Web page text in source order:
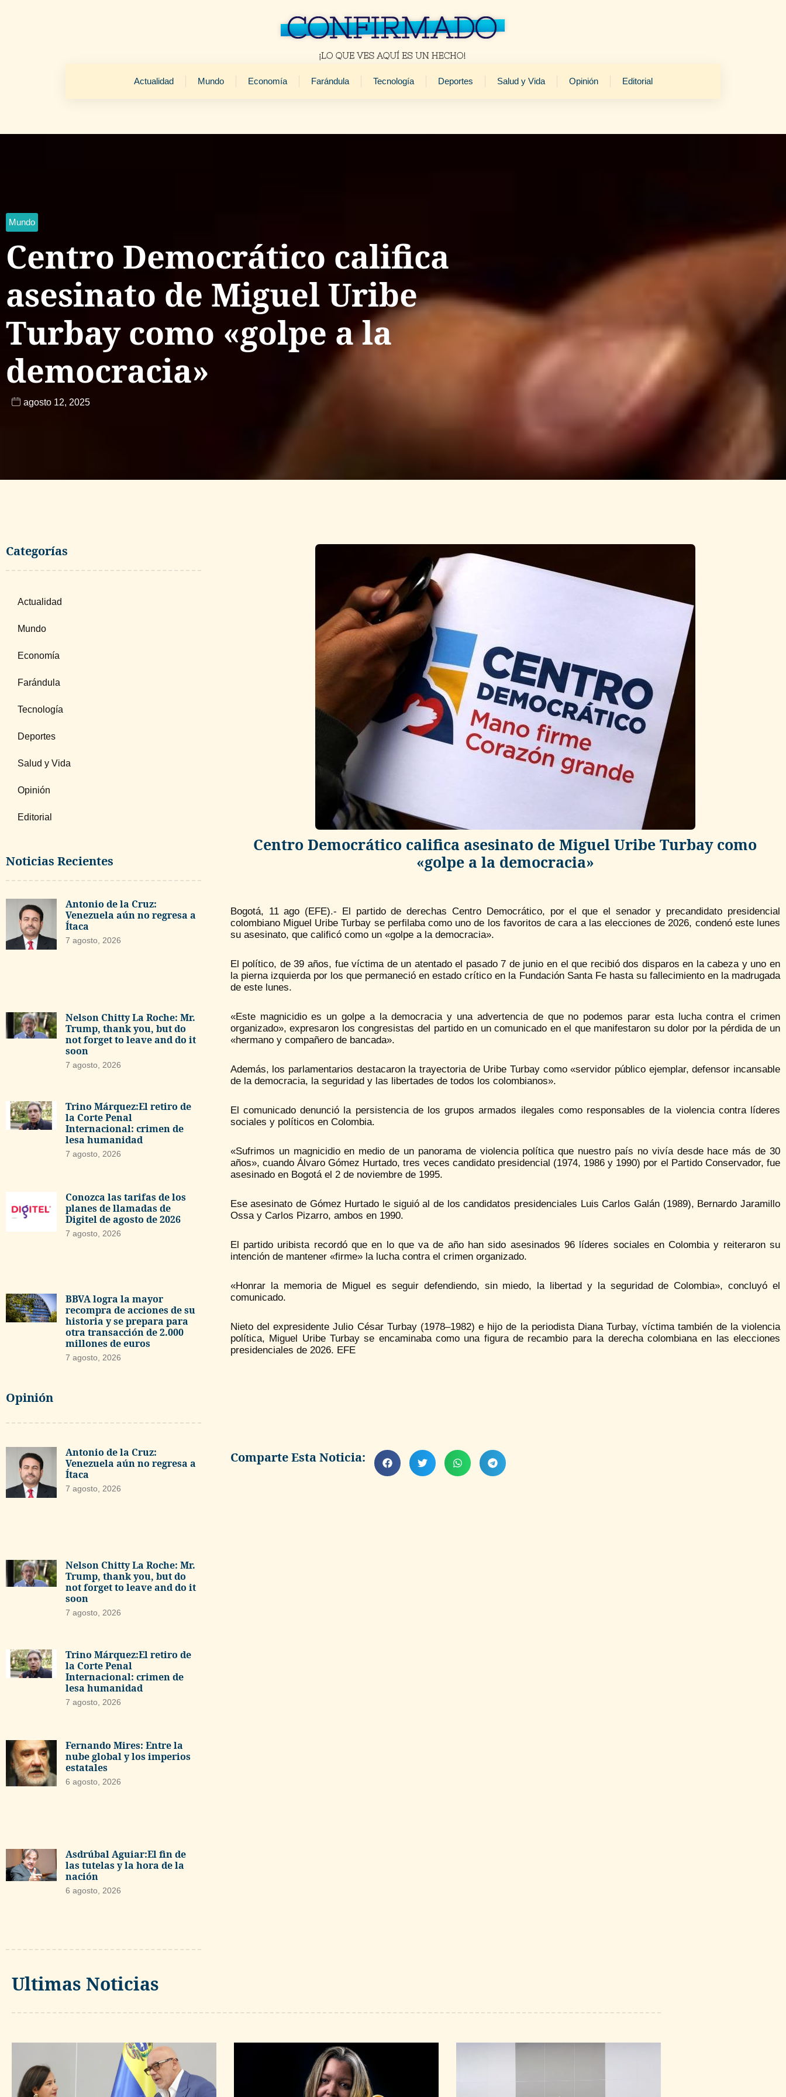
Actualidad Mundo Economía Farándula Tecnología Deportes Salud y Vida Opinión Editorial
Mundo
Centro Democrático califica
asesinato de Miguel Uribe
Turbay como «golpe a la
democracia»
agosto 12, 2025
Categorías
Actualidad
Mundo
Economía
Farándula
Tecnología
Deportes
Salud y Vida
Opinión
Editorial
Noticias Recientes
Antonio de la Cruz:
Venezuela aún no regresa a
Ítaca
7 agosto, 2026
Nelson Chitty La Roche: Mr.
Trump, thank you, but do
not forget to leave and do it
soon
7 agosto, 2026
Trino Márquez:El retiro de
la Corte Penal
Internacional: crimen de
lesa humanidad
7 agosto, 2026
Conozca las tarifas de los
planes de llamadas de
Digitel de agosto de 2026
7 agosto, 2026
BBVA logra la mayor
recompra de acciones de su
historia y se prepara para
otra transacción de 2.000
millones de euros
7 agosto, 2026
Opinión
Antonio de la Cruz:
Venezuela aún no regresa a
Ítaca
7 agosto, 2026
Nelson Chitty La Roche: Mr.
Trump, thank you, but do
not forget to leave and do it
soon
7 agosto, 2026
Trino Márquez:El retiro de
la Corte Penal
Internacional: crimen de
lesa humanidad
7 agosto, 2026
Fernando Mires: Entre la
nube global y los imperios
estatales
6 agosto, 2026
Asdrúbal Aguiar:El fin de
las tutelas y la hora de la
nación
6 agosto, 2026
Centro Democrático califica asesinato de Miguel Uribe Turbay como
«golpe a la democracia»
Bogotá, 11 ago (EFE).- El partido de derechas Centro Democrático, por el que el senador y precandidato presidencial
colombiano Miguel Uribe Turbay se perfilaba como uno de los favoritos de cara a las elecciones de 2026, condenó este lunes
su asesinato, que calificó como un «golpe a la democracia».
El político, de 39 años, fue víctima de un atentado el pasado 7 de junio en el que recibió dos disparos en la cabeza y uno en
la pierna izquierda por los que permaneció en estado crítico en la Fundación Santa Fe hasta su fallecimiento en la madrugada
de este lunes.
«Este magnicidio es un golpe a la democracia y una advertencia de que no podemos parar esta lucha contra el crimen
organizado», expresaron los congresistas del partido en un comunicado en el que manifestaron su dolor por la pérdida de un
«hermano y compañero de bancada».
Además, los parlamentarios destacaron la trayectoria de Uribe Turbay como «servidor público ejemplar, defensor incansable
de la democracia, la seguridad y las libertades de todos los colombianos».
El comunicado denunció la persistencia de los grupos armados ilegales como responsables de la violencia contra líderes
sociales y políticos en Colombia.
«Sufrimos un magnicidio en medio de un panorama de violencia política que nuestro país no vivía desde hace más de 30
años», cuando Álvaro Gómez Hurtado, tres veces candidato presidencial (1974, 1986 y 1990) por el Partido Conservador, fue
asesinado en Bogotá el 2 de noviembre de 1995.
Ese asesinato de Gómez Hurtado le siguió al de los candidatos presidenciales Luis Carlos Galán (1989), Bernardo Jaramillo
Ossa y Carlos Pizarro, ambos en 1990.
El partido uribista recordó que en lo que va de año han sido asesinados 96 líderes sociales en Colombia y reiteraron su
intención de mantener «firme» la lucha contra el crimen organizado.
«Honrar la memoria de Miguel es seguir defendiendo, sin miedo, la libertad y la seguridad de Colombia», concluyó el
comunicado.
Nieto del expresidente Julio César Turbay (1978–1982) e hijo de la periodista Diana Turbay, víctima también de la violencia
política, Miguel Uribe Turbay se encaminaba como una figura de recambio para la derecha colombiana en las elecciones
presidenciales de 2026. EFE
Comparte Esta Noticia:
Ultimas Noticias